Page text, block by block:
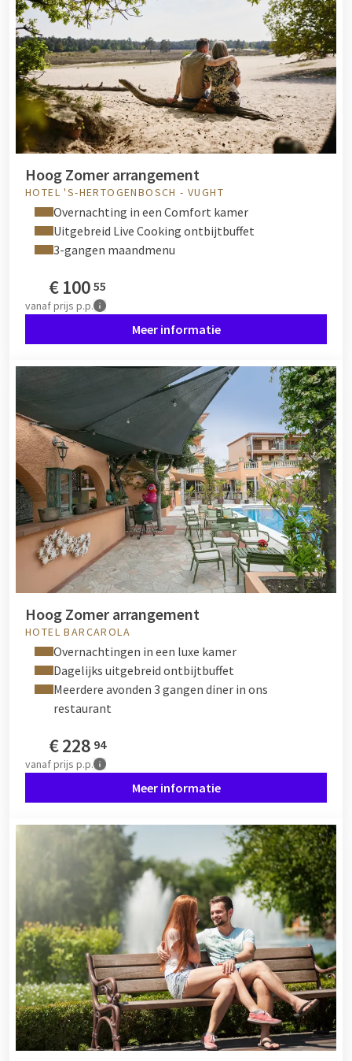
Hoog Zomer arrangement
HOTEL 'S-HERTOGENBOSCH - VUGHT
Overnachting in een Comfort kamer
Uitgebreid Live Cooking ontbijtbuffet
3-gangen maandmenu
€100 55
vanafprijs p.p.
Meer informatie
Hoog Zomer arrangement
HOTEL BARCAROLA
Overnachtingen in een luxe kamer
Dagelijks uitgebreid ontbijtbuffet
Meerdere avonden 3 gangen diner in ons
restaurant
€228 94
vanafprijs p.p.
Meer informatie